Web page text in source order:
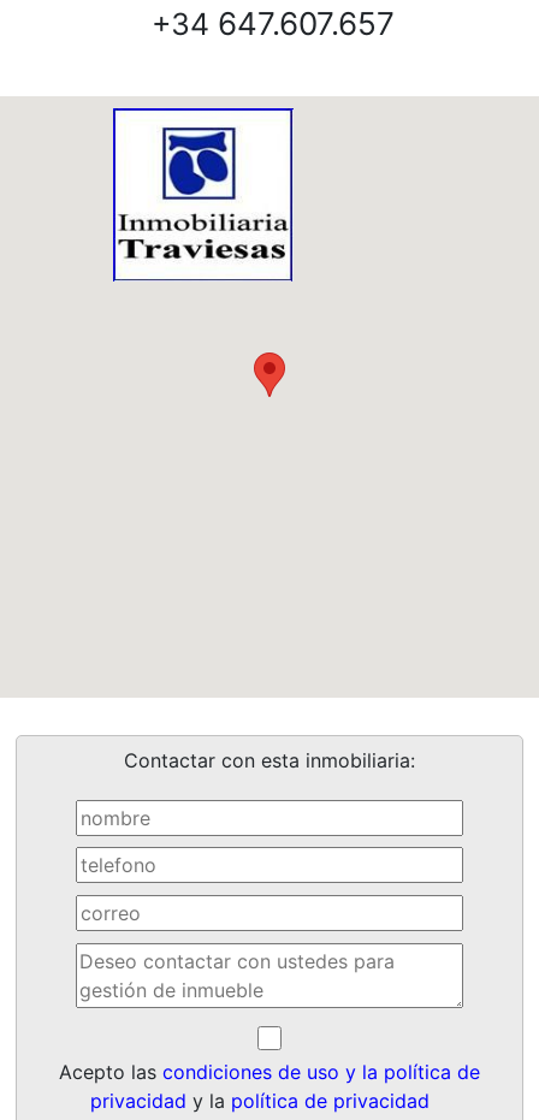
+34 647.607.657
Contactar con esta inmobiliaria:
Acepto las condiciones de uso y la política de
privacidad y la política de privacidad